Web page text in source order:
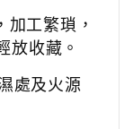
加工繁瑣，
放收藏。
處及火源